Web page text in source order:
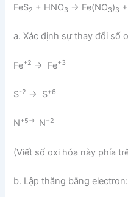
FeS2 + HNO3 → Fe(NO3)3
a. Xác định sự thay đổi số
Fe+2 → Fe+3
S-2 → S+6
N+5→ N+2
(Viết số oxi hóa này phía
b. Lập thăng bằng electron: